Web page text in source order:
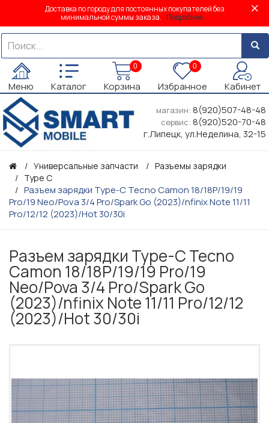
Доставка по городу для постоянных покупателей без
минимальной суммы заказа. Подробнее...
Меню Каталог
0
Корзина
0
Избранное Кабинет
магазин: 8(920)507-48-48
сервис: 8(920)520-70-48
г.Липецк, ул.Неделина, 32-15
Универсальные запчасти
Разъемы зарядки
Type C
Разъем зарядки Type-C Tecno Camon 18/18P/19/19
Pro/19 Neo/Pova 3/4 Pro/Spark Go (2023)/nfinix Note 11/11
Pro/12/12 (2023)/Hot 30/30i
Разъем зарядки Type-C Tecno
Camon 18/18P/19/19 Pro/19
Neo/Pova 3/4 Pro/Spark Go
(2023)/nfinix Note 11/11 Pro/12/12
(2023)/Hot 30/30i